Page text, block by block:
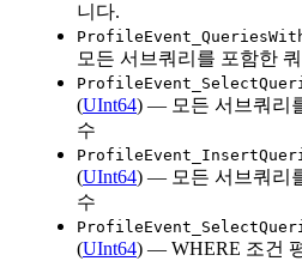
니다.
모든 서브쿼리를 포함한
(UInt64) — 모든 서브쿼리
수
(UInt64) — 모든 서브쿼리
수
(UInt64) — WHERE 조건